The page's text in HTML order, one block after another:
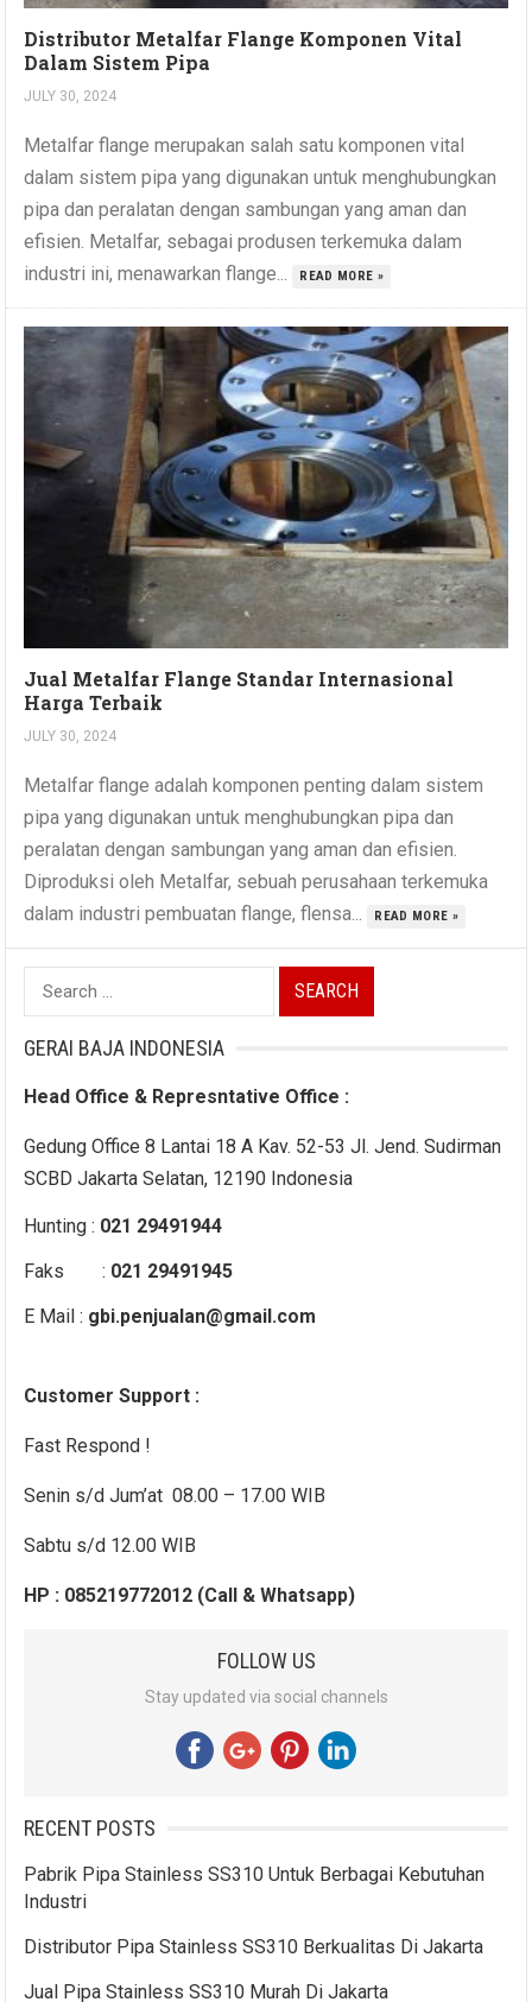
Distributor Metalfar Flange Komponen Vital
Dalam Sistem Pipa
JULY 30, 2024
Metalfar flange merupakan salah satu komponen vital
dalam sistem pipa yang digunakan untuk menghubungkan
pipa dan peralatan dengan sambungan yang aman dan
efisien. Metalfar, sebagai produsen terkemuka dalam
industri ini, menawarkan flange...
READ MORE »
Jual Metalfar Flange Standar Internasional
Harga Terbaik
JULY 30, 2024
Metalfar flange adalah komponen penting dalam sistem
pipa yang digunakan untuk menghubungkan pipa dan
peralatan dengan sambungan yang aman dan efisien.
Diproduksi oleh Metalfar, sebuah perusahaan terkemuka
dalam industri pembuatan flange, flensa...
READ MORE »
Search
for:
GERAI BAJA INDONESIA
Head Office & Represntative Office :
Gedung Office 8 Lantai 18 A Kav. 52-53 Jl. Jend. Sudirman
SCBD Jakarta Selatan, 12190 Indonesia
Hunting : 021 29491944
Faks : 021 29491945
E Mail : gbi.penjualan@gmail.com
Customer Support :
Fast Respond !
Senin s/d Jum’at 08.00 – 17.00 WIB
Sabtu s/d 12.00 WIB
HP : 085219772012 (Call & Whatsapp)
FOLLOW US
Stay updated via social channels
RECENT POSTS
Pabrik Pipa Stainless SS310 Untuk Berbagai Kebutuhan
Industri
Distributor Pipa Stainless SS310 Berkualitas Di Jakarta
Jual Pipa Stainless SS310 Murah Di Jakarta